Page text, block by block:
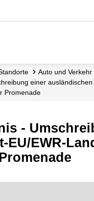
Standorte
Auto und Verkehr
einer
Promenade
-
EU/EWR-